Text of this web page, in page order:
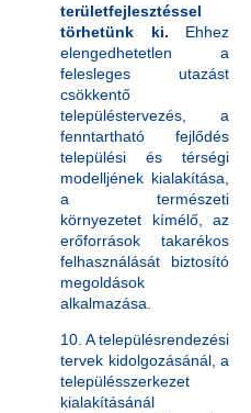
területfejlesztéssel
törhetünk ki. Ehhez
elengedhetetlen a
felesleges utazást
csökkentő
településtervezés, a
fenntartható fejlődés
települési és térségi
modelljének kialakítása,
a természeti
környezetet kímélő, az
erőforrások takarékos
felhasználását biztosító
megoldások
alkalmazása.
10. A településrendezési
tervek kidolgozásánál, a
településszerkezet
kialakításánál